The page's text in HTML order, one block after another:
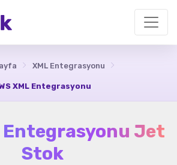
XML Entegrasyonu
XML Entegrasyonu
Entegrasyonu Jet
Stok